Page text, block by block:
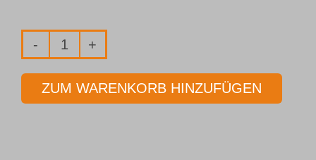
Fräser
2-
Schneider
ZUM WARENKORB HINZUFÜGEN